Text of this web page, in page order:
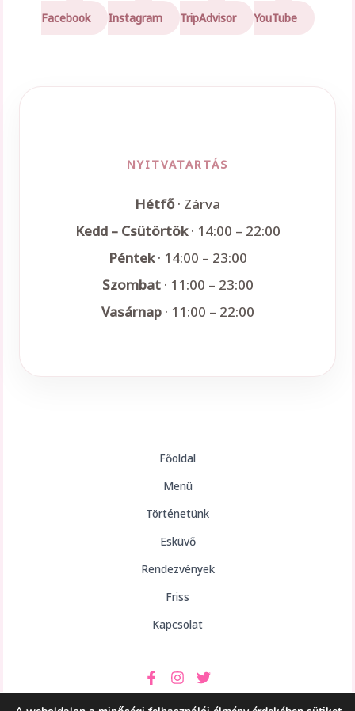
Facebook Instagram TripAdvisor YouTube
NYITVATARTÁS
Hétfő· Zárva
Kedd – Csütörtök· 14:00 – 22:00
Péntek· 14:00 – 23:00
Szombat· 11:00 – 23:00
Vasárnap· 11:00 – 22:00
Főoldal
Menü
Történetünk
Esküvő
Rendezvények
Friss
Kapcsolat